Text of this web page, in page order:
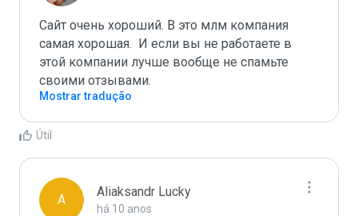
Сайт очень хороший. В это млм компания
самая хорошая.  И если вы не работаете в
этой компании лучше вообще не спамьте
своими отзывами.
Mostrar tradução
Útil
A
Aliaksandr Lucky
há 10 anos